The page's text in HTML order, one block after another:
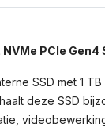
PCIe Gen4
SSD met 1
deze SSD